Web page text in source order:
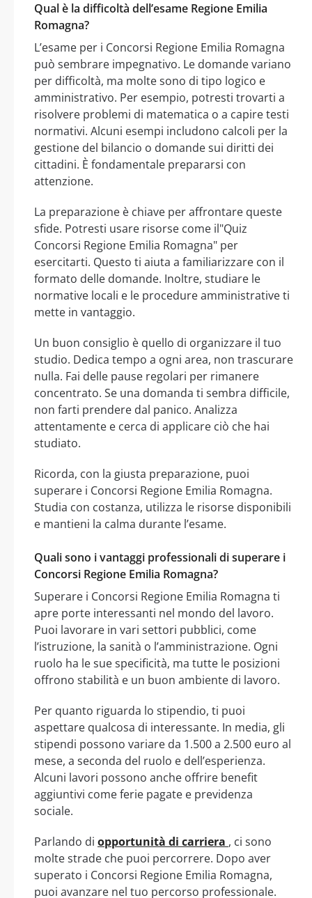
Qual è la difficoltà dell’esame Regione Emilia
Romagna?
L’esame per i Concorsi Regione Emilia Romagna
può sembrare impegnativo. Le domande variano
per difficoltà, ma molte sono di tipo logico e
amministrativo. Per esempio, potresti trovarti a
risolvere problemi di matematica o a capire testi
normativi. Alcuni esempi includono calcoli per la
gestione del bilancio o domande sui diritti dei
cittadini. È fondamentale prepararsi con
attenzione.
La preparazione è chiave per affrontare queste
sfide. Potresti usare risorse come il"Quiz
Concorsi Regione Emilia Romagna" per
esercitarti. Questo ti aiuta a familiarizzare con il
formato delle domande. Inoltre, studiare le
normative locali e le procedure amministrative ti
mette in vantaggio.
Un buon consiglio è quello di organizzare il tuo
studio. Dedica tempo a ogni area, non trascurare
nulla. Fai delle pause regolari per rimanere
concentrato. Se una domanda ti sembra difficile,
non farti prendere dal panico. Analizza
attentamente e cerca di applicare ciò che hai
studiato.
Ricorda, con la giusta preparazione, puoi
superare i Concorsi Regione Emilia Romagna.
Studia con costanza, utilizza le risorse disponibili
e mantieni la calma durante l’esame.
Quali sono i vantaggi professionali di superare i
Concorsi Regione Emilia Romagna?
Superare i Concorsi Regione Emilia Romagna ti
apre porte interessanti nel mondo del lavoro.
Puoi lavorare in vari settori pubblici, come
l’istruzione, la sanità o l’amministrazione. Ogni
ruolo ha le sue specificità, ma tutte le posizioni
offrono stabilità e un buon ambiente di lavoro.
Per quanto riguarda lo stipendio, ti puoi
aspettare qualcosa di interessante. In media, gli
stipendi possono variare da 1.500 a 2.500 euro al
mese, a seconda del ruolo e dell’esperienza.
Alcuni lavori possono anche offrire benefit
aggiuntivi come ferie pagate e previdenza
sociale.
Parlando di opportunità di carriera , ci sono
molte strade che puoi percorrere. Dopo aver
superato i Concorsi Regione Emilia Romagna,
puoi avanzare nel tuo percorso professionale.